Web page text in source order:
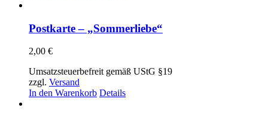
Postkarte – „Sommerliebe“
2,00 €
Umsatzsteuerbefreit gemäß UStG §19
zzgl. Versand
In den Warenkorb Details